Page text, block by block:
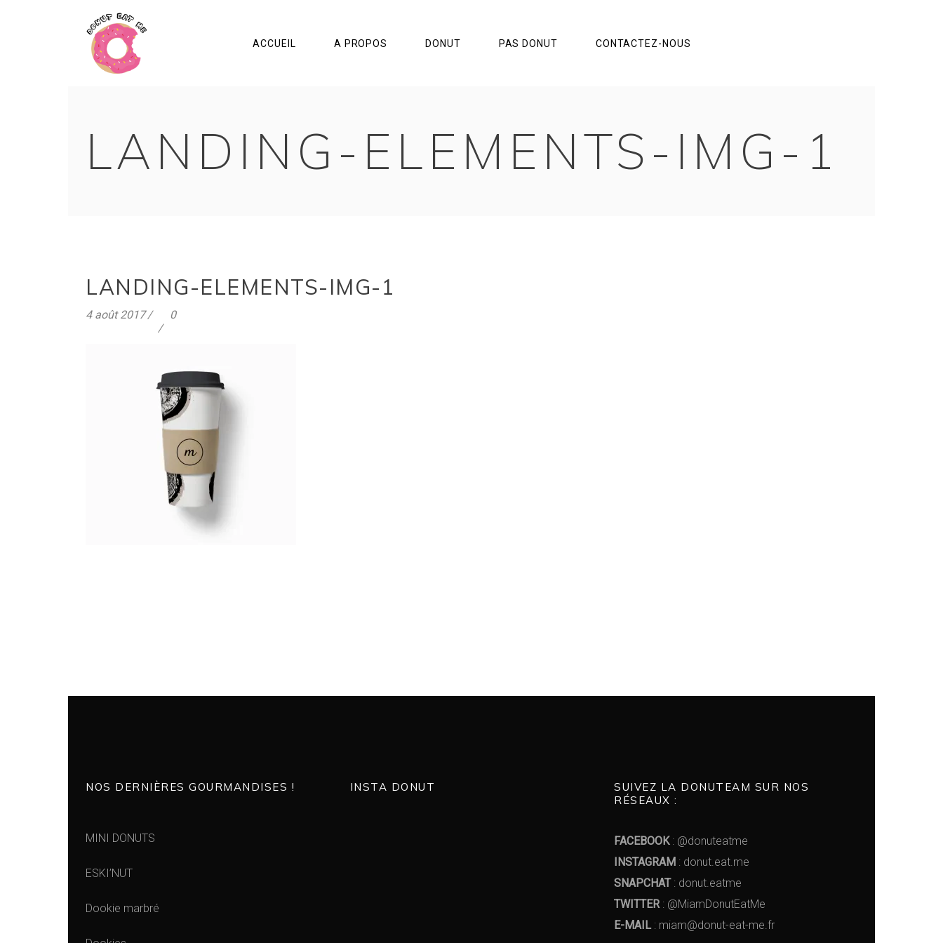
ACCUEIL A PROPOS DONUT PAS DONUT CONTACTEZ-NOUS
LANDING-ELEMENTS-IMG-1
LANDING-ELEMENTS-IMG-1
4 août 2017 0
NOS DERNIÈRES GOURMANDISES !
MINI DONUTS
ESKI’NUT
Dookie marbré
INSTA DONUT
SUIVEZ LA DONUTEAM SUR NOS
RÉSEAUX :
FACEBOOK: @donuteatme
INSTAGRAM : donut.eat.me
SNAPCHAT: donut.eatme
TWITTER: @MiamDonutEatMe
E-MAIL: miam@donut-eat-me.fr